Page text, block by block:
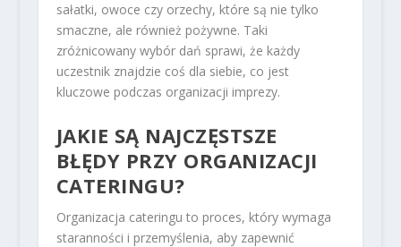
sałatki, owoce czy orzechy, które są nie tylko
smaczne, ale również pożywne. Taki
zróżnicowany wybór dań sprawi, że każdy
uczestnik znajdzie coś dla siebie, co jest
kluczowe podczas organizacji imprezy.
JAKIE SĄ NAJCZĘSTSZE
BŁĘDY PRZY ORGANIZACJI
CATERINGU?
Organizacja cateringu to proces, który wymaga
staranności i przemyślenia, aby zapewnić